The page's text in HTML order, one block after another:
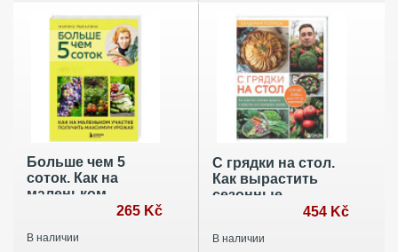
Больше чем 5
соток. Как на
маленьком
участке получить
265 Kč
В наличии
С грядки на стол.
Как вырастить
сезонные
кулинарные
454 Kč
В наличии